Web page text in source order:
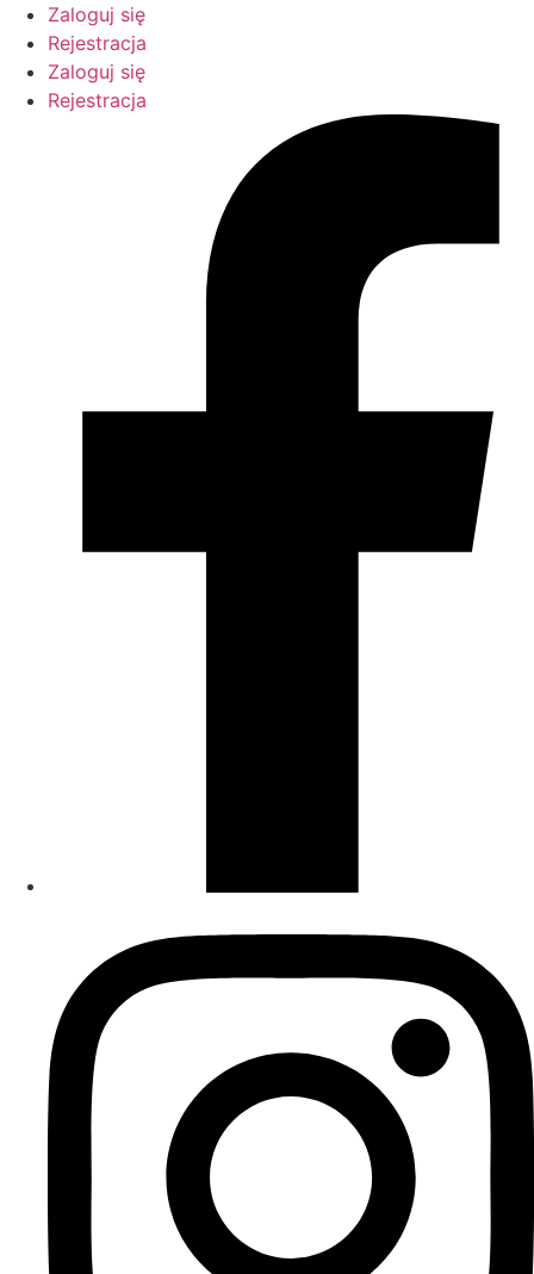
Przejdź
treści
Zaloguj się
Rejestracja
Zaloguj się
Rejestracja